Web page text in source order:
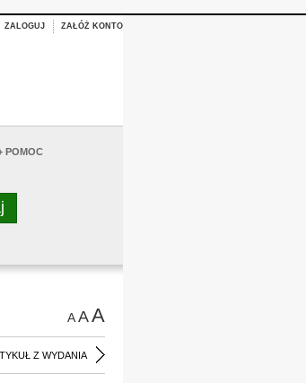
ZALOGUJ ZAŁÓŻ KONTO
POMOC
AAA
Z WYDANIA